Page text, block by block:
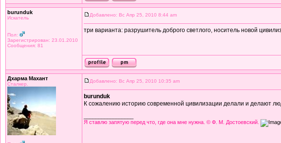
burunduk
Искатель
Пол:
Зарегистрирован: 23.01.2010
Сообщения: 81
Добавлено: Вс Апр 25, 2010 8:44 am
три варианта: разрушитель доброго светлого, носитель новой
Дхарма Махант
Сталкер.
Добавлено: Вс Апр 25, 2010 10:35 am
burunduk
К сожалению историю современной цивилизации делали и делают
Я ставлю запятую перед что, где она мне нужна. © Ф. М. Достоевский.